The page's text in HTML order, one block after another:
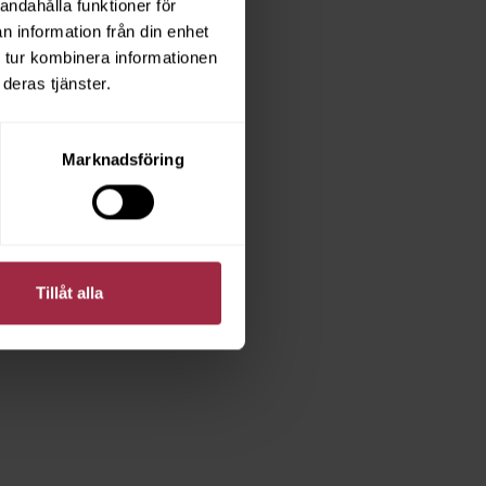
funktioner för
information från din enhet
kombinera informationen
tjänster.
Marknadsföring
Tillåt alla